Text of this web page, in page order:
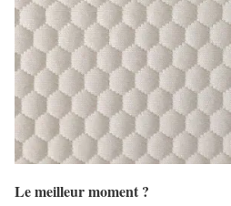
Le meilleur moment ?